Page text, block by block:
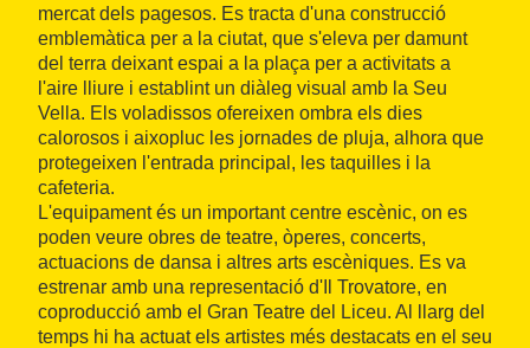
mercat dels pagesos. Es tracta d'una construcció
emblemàtica per a la ciutat, que s'eleva per damunt
del terra deixant espai a la plaça per a activitats a
l'aire lliure i establint un diàleg visual amb la Seu
Vella. Els voladissos ofereixen ombra els dies
calorosos i aixopluc les jornades de pluja, alhora que
protegeixen l'entrada principal, les taquilles i la
cafeteria.
L'equipament és un important centre escènic, on es
poden veure obres de teatre, òperes, concerts,
actuacions de dansa i altres arts escèniques. Es va
estrenar amb una representació d'Il Trovatore, en
coproducció amb el Gran Teatre del Liceu. Al llarg del
temps hi ha actuat els artistes més destacats en el seu